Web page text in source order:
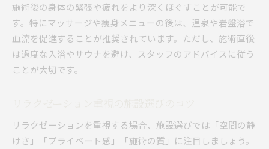
施術後の身体の緊張や疲れをより深くほぐすことが可能で
す。特にマッサージや痩身メニューの後は、温泉や岩盤浴で
血流を促進することが推奨されています。ただし、施術直後
は過度な入浴やサウナを避け、スタッフのアドバイスに従う
ことが大切です。
リラクゼーションを重視する場合、施設選びでは「空間の静
けさ」「プライベート感」「施術の質」に注目しましょう。